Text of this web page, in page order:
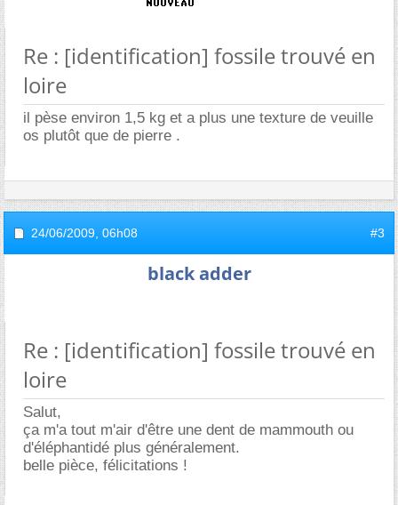
Re : [identification] fossile trouvé en
loire
il pèse environ 1,5 kg et a plus une texture de veuille
os plutôt que de pierre .
24/06/2009, 06h08 #3
black adder
Re : [identification] fossile trouvé en
loire
Salut,
ça m'a tout m'air d'être une dent de mammouth ou
d'éléphantidé plus généralement.
belle pièce, félicitations !